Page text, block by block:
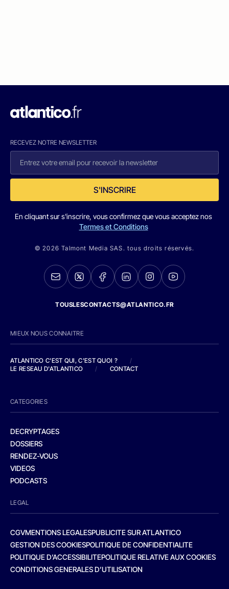
RECEVEZ NOTRE NEWSLETTER
S'INSCRIRE
En cliquant sur s'inscrire, vous confirmez que vous acceptez nos
Termes et Conditions
© 2026 Talmont Media SAS. tous droits réservés.
TOUSLESCONTACTS@ATLANTICO.FR
MIEUX NOUS CONNAITRE
ATLANTICO C'EST QUI, C'EST QUOI ?
/
LE RESEAU D'ATLANTICO
/ CONTACT
CATEGORIES
DECRYPTAGES
DOSSIERS
RENDEZ-VOUS
VIDEOS
PODCASTS
LEGAL
CGVMENTIONS LEGALESPUBLICITE SUR ATLANTICO
GESTION DES COOKIESPOLITIQUE DE CONFIDENTIALITE
POLITIQUE D’ACCESSIBILITEPOLITIQUE RELATIVE AUX COOKIES
CONDITIONS GENERALES D’UTILISATION